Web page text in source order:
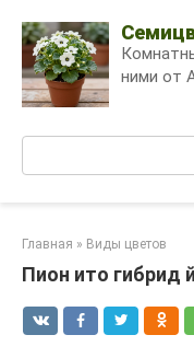
content
ними от
Главная » Виды цветов
Пион ито гибрид